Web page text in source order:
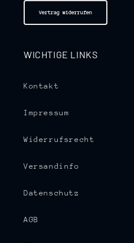
Vertrag widerrufen
WICHTIGE LINKS
Kontakt
Impressum
Widerrufsrecht
Versandinfo
Datenschutz
AGB